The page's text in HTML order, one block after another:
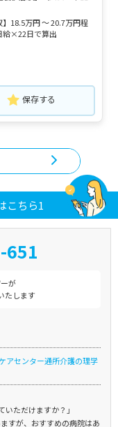
】18.5万円 ～ 20.7万円程
給×22日で算出
保存する
こちら1
651
が
たします
アセンター通所介護の理学
いただけますか？」
すが、おすすめの病院はあ